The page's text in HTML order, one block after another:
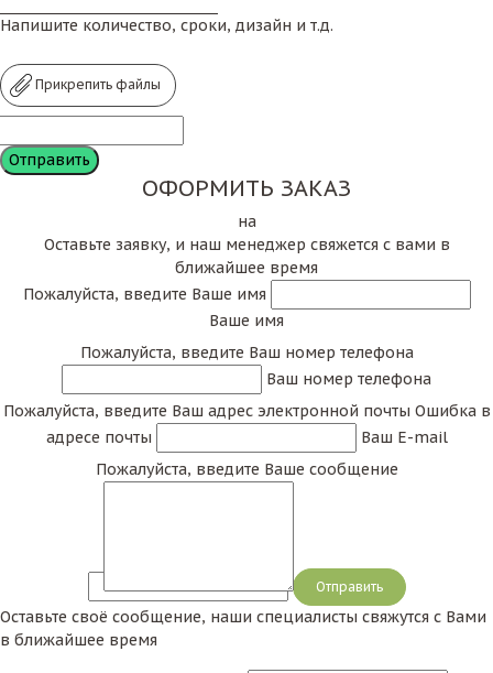
Напишите количество, сроки, дизайн и т.д.
Прикрепить файлы
ОФОРМИТЬ ЗАКАЗ
на
Оставьте заявку, и наш менеджер свяжется с вами в
ближайшее время
Пожалуйста, введите Ваше имя
Ваше имя
Пожалуйста, введите Ваш номер телефона
Ваш номер телефона
Пожалуйста, введите Ваш адрес электронной почты Ошибка в
адресе почты
Ваш E-mail
Пожалуйста, введите Ваше сообщение
Сообщение
Оставьте своё сообщение, наши специалисты свяжутся с Вами
в ближайшее время